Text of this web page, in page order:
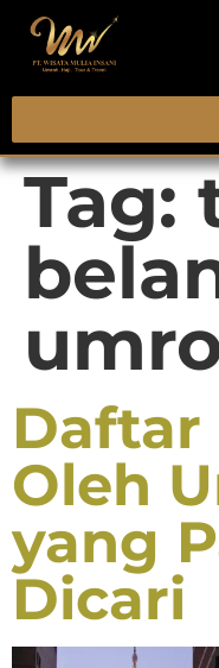
Tag:
Daftar
Oleh
yang
Dicari